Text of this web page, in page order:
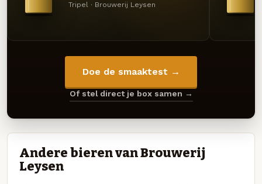
Tripel · Brouwerij Leysen
Doe de smaaktest →
Of stel direct je box samen →
Andere bieren van Brouwerij
Leysen